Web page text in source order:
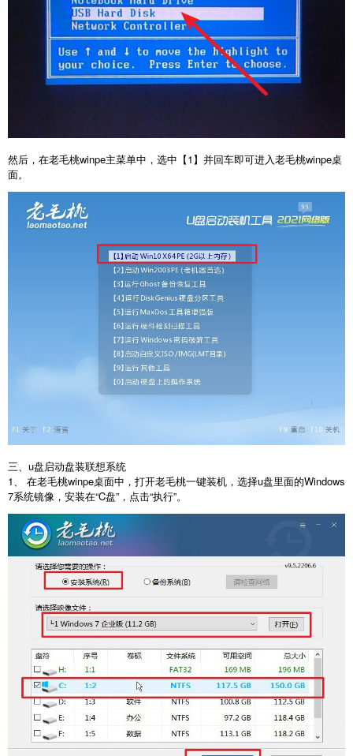
然后，在老毛桃winpe主菜单中，选中【1】并回车即可进入老毛桃winpe桌
面。
三、u盘启动盘装联想系统
1、 在老毛桃winpe桌面中，打开老毛桃一键装机，选择u盘里面的Windows
7系统镜像，安装在“C盘”，点击“执行”。